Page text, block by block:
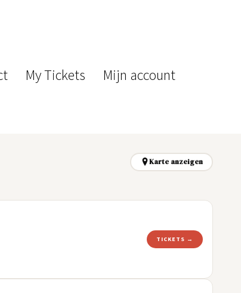
My Tickets Mijn account
Karte anzeigen
TICKETS →